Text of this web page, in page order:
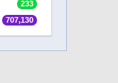
233
707,130